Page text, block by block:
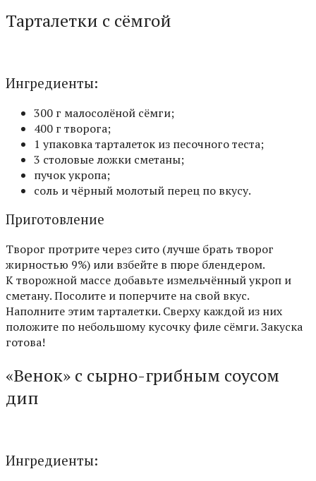
Тарталетки с сёмгой
Ингредиенты:
300 г малосолёной сёмги;
400 г творога;
1 упаковка тарталеток из песочного теста;
3 столовые ложки сметаны;
пучок укропа;
соль и чёрный молотый перец по вкусу.
Приготовление
Творог протрите через сито (лучше брать творог
жирностью 9%) или взбейте в пюре блендером.
К творожной массе добавьте измельчённый укроп и
сметану. Посолите и поперчите на свой вкус.
Наполните этим тарталетки. Сверху каждой из них
положите по небольшому кусочку филе сёмги. Закуска
готова!
«Венок» с сырно-грибным соусом
дип
Ингредиенты: